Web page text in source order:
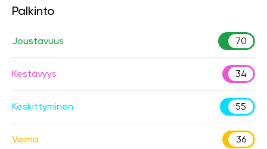
Palkinto
Joustavuus 70
Kestävyys 34
Keskittyminen 55
Voima 36